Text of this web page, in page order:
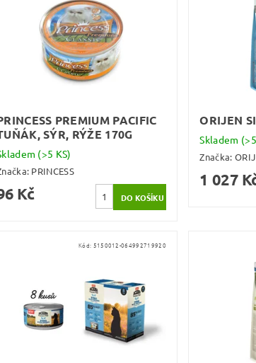
PREMIUM PACIFIC
SÝR, RÝŽE 170G
(>5 KS)
PRINCESS
Kč
ORIJEN
Skladem
Značka:
1 027
Kód: 5150012-064992719920